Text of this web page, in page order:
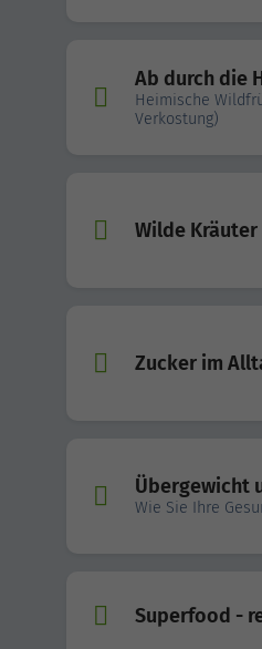
Ab durch die
Heimische
Verkostung)
Wilde
Zucker im
Übergewicht
Wie Sie Ihre
Superfood -